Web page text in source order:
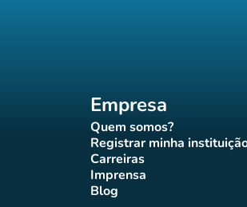
Empresa
Quem somos?(novo separador)
Registrar minha
(novo
Carreiras(novo separador)
Imprensa(novo separador)
Blog(novo separador)